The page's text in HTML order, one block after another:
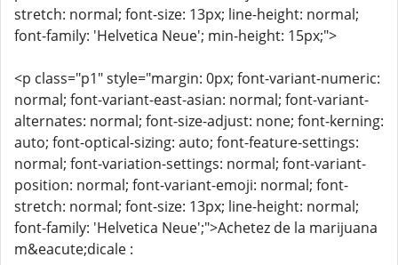
stretch: normal; font-size: 13px; line-height: normal;
font-family: 'Helvetica Neue'; min-height: 15px;">
<p class="p1" style="margin: 0px; font-variant-numeric:
normal; font-variant-east-asian: normal; font-variant-
alternates: normal; font-size-adjust: none; font-kerning:
auto; font-optical-sizing: auto; font-feature-settings:
normal; font-variation-settings: normal; font-variant-
position: normal; font-variant-emoji: normal; font-
stretch: normal; font-size: 13px; line-height: normal;
font-family: 'Helvetica Neue';">Achetez de la marijuana
m&eacute;dicale :